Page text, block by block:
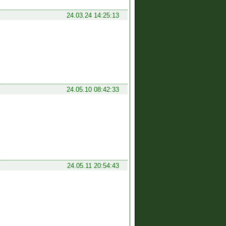
24.03.24 14:25:13
24.05.10 08:42:33
24.05.11 20:54:43